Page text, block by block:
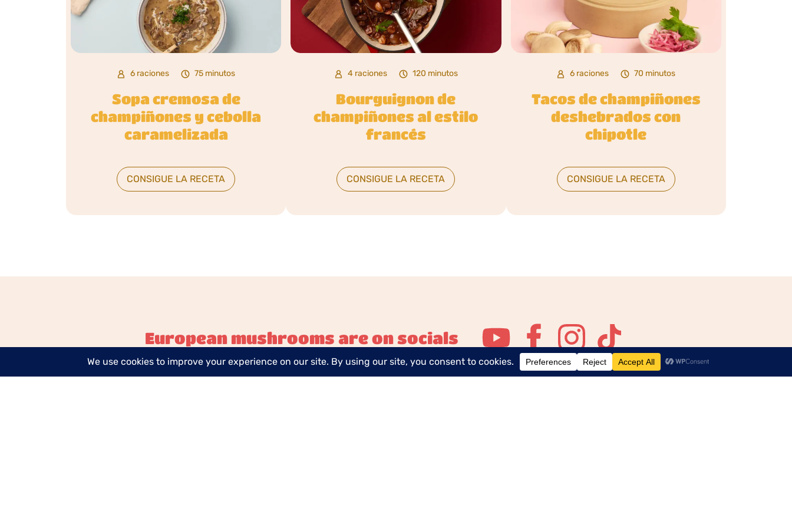
6 raciones 75 minutos
Sopa cremosa de
champiñones y cebolla
caramelizada
CONSIGUE LA RECETA
4 raciones 120 minutos
Bourguignon de
champiñones al estilo
francés
CONSIGUE LA RECETA
6 raciones 70 minutos
Tacos de champiñones
deshebrados con
chipotle
CONSIGUE LA RECETA
European mushrooms are on socials